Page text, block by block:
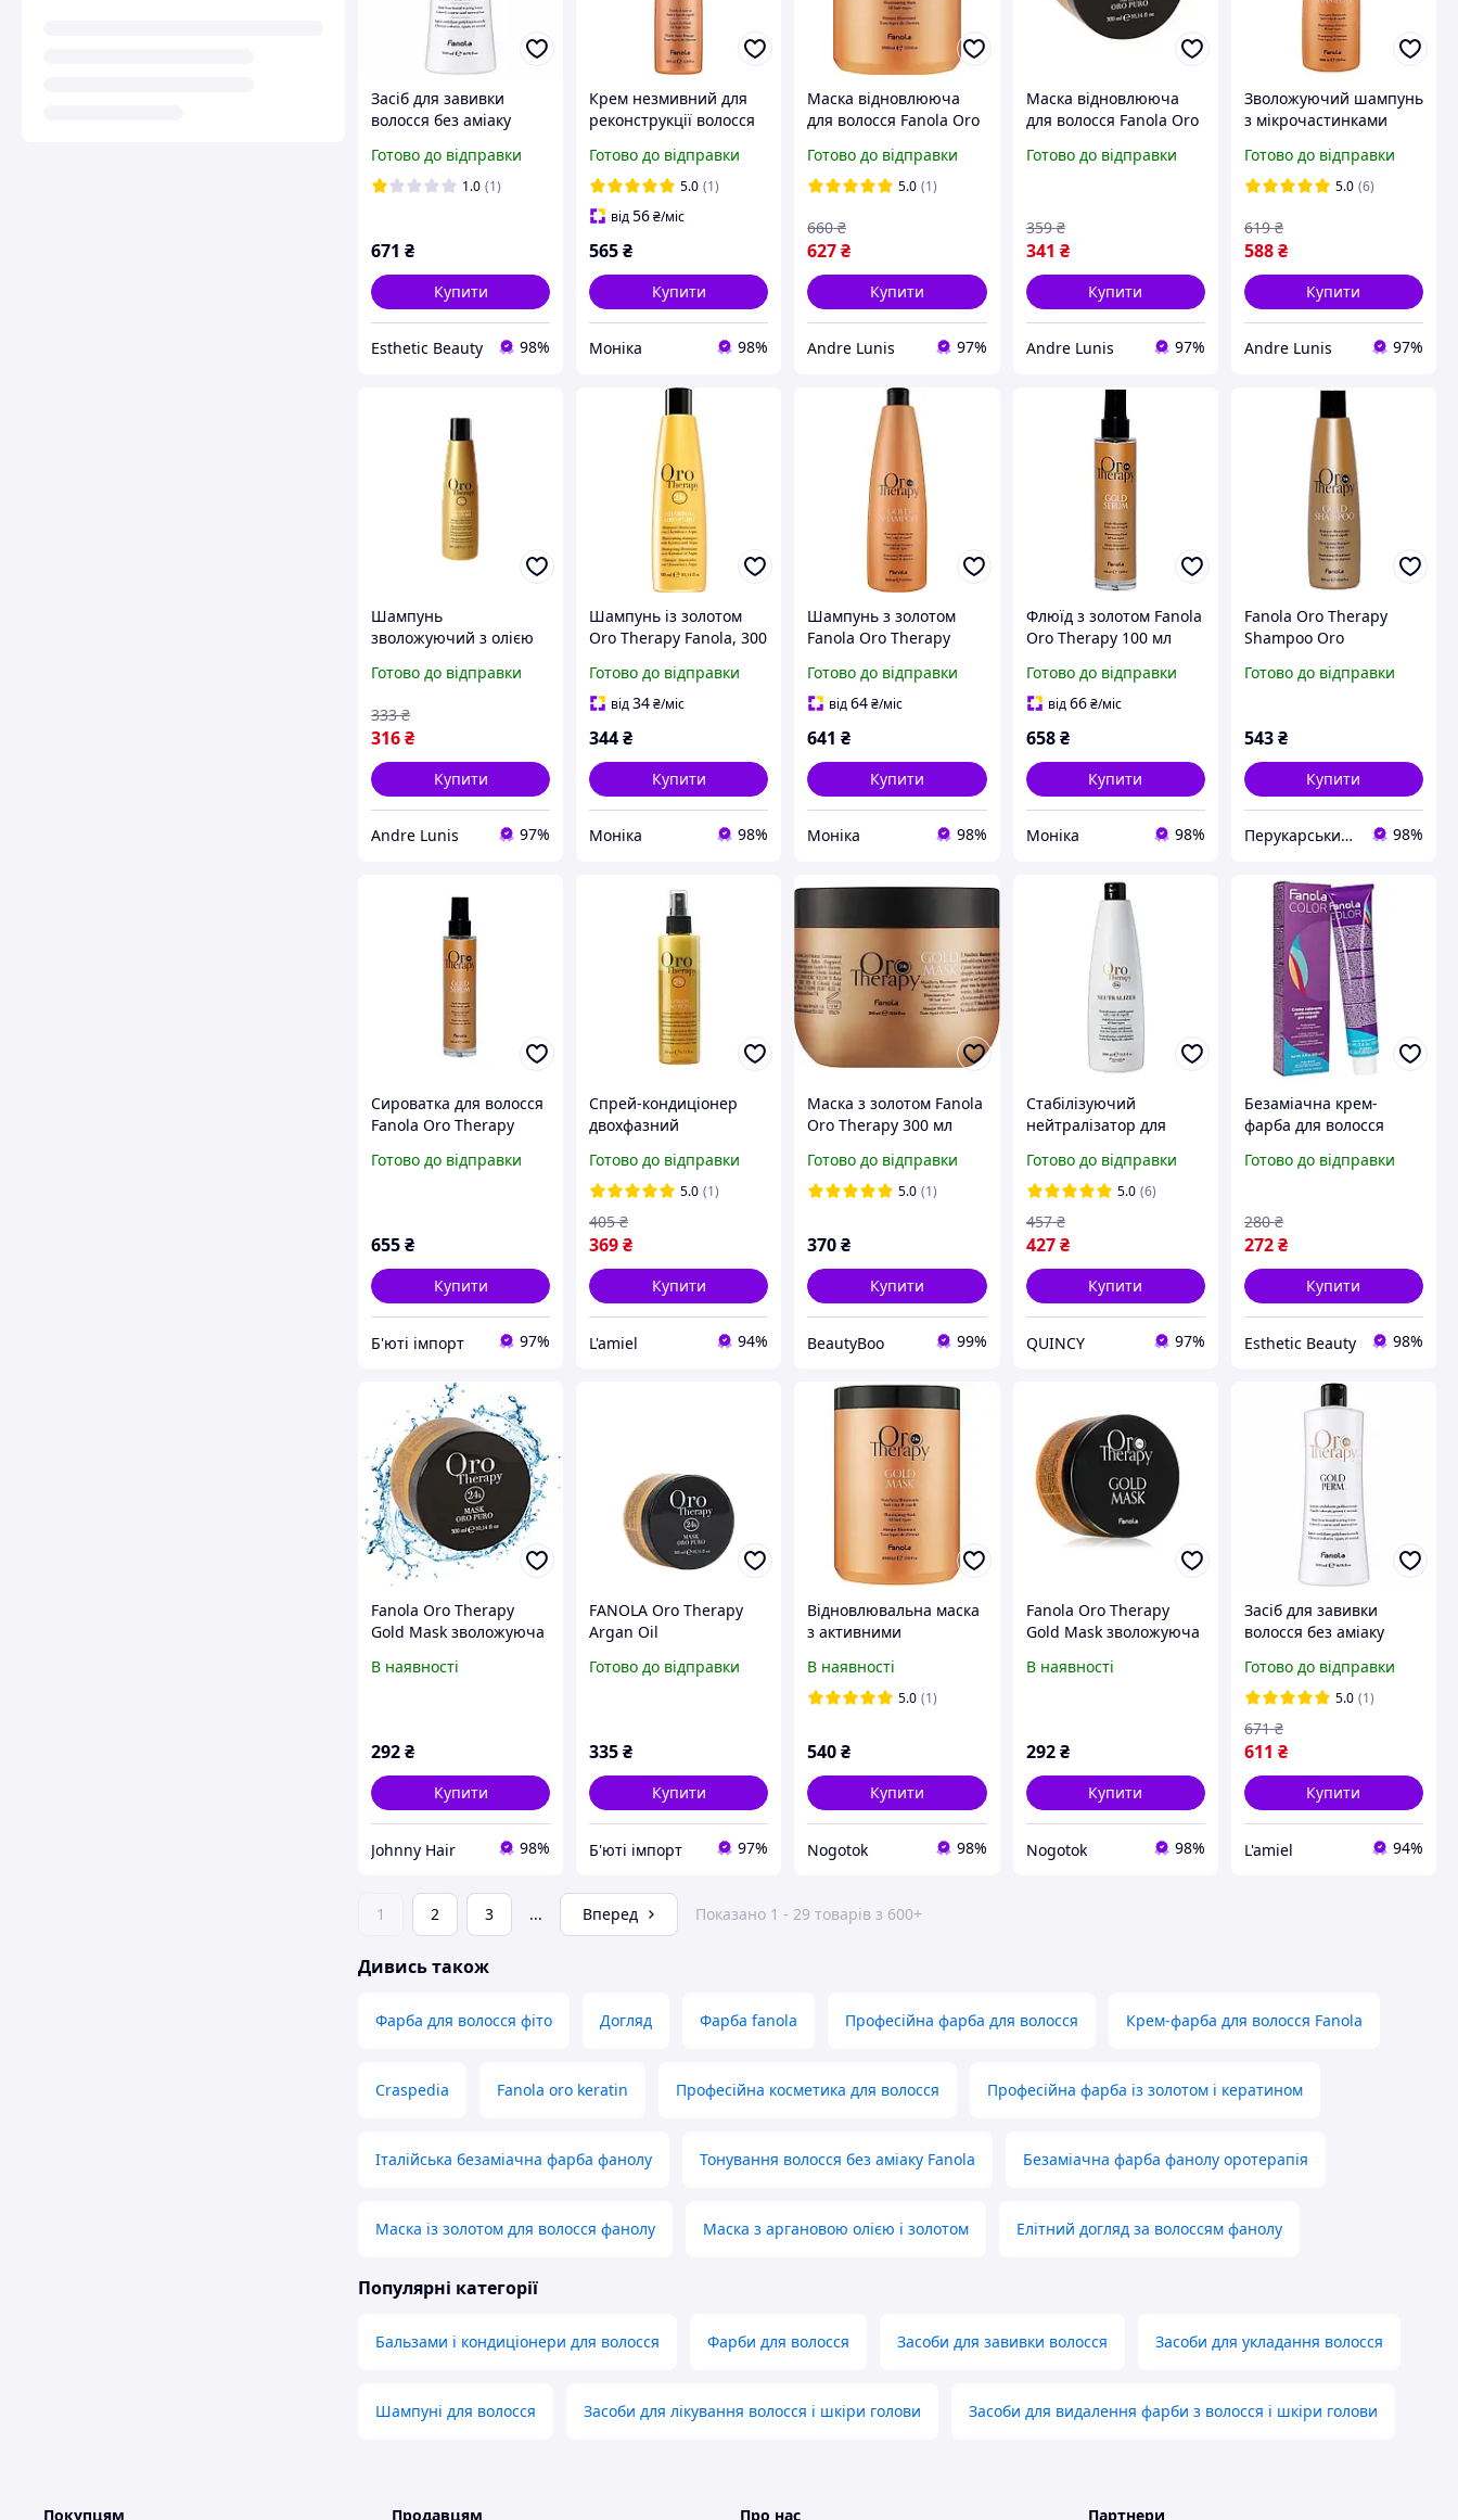
Засіб для завивки
волосся без аміаку
мл
Готово до відправки
1.0 (1)
671 ₴
Купити
Esthetic Beauty 98%
Крем незмивний для
реконструкції волосся
мл
Готово до відправки
5.0 (1)
від56₴/міс
565₴
Купити
Моніка 98%
Маска відновлююча
для волосся Fanola Oro
Готово до відправки
5.0 (1)
627₴
660 ₴
Купити
Andre Lunis 97%
Маска відновлююча
для волосся Fanola Oro
Готово до відправки
341 ₴
359 ₴
Купити
Andre Lunis 97%
Зволожуючий шампунь
з мікрочастинками
Therapy, 1000 мл
Готово до відправки
5.0 (6)
588₴
619 ₴
Купити
Andre Lunis 97%
Шампунь
зволожуючий з олією
мікрочастинками
therapy, 300 мл.
Готово до відправки
316₴
333 ₴
Купити
Andre Lunis 97%
Шампунь із золотом
Oro Therapy Fanola, 300
Готово до відправки
від34₴/міс
344₴
Купити
Моніка 98%
Шампунь з золотом
Fanola Oro Therapy
Готово до відправки
від64₴/міс
641 ₴
Купити
Моніка 98%
Флюїд з золотом Fanola
Oro Therapy 100 мл
Готово до відправки
від66 ₴/міс
658 ₴
Купити
Моніка 98%
Fanola Oro Therapy
Shampoo Oro
кертином і аргановим
Готово до відправки
543₴
Купити
Перукарський Рай 98%
Сироватка для волосся
Fanola Oro Therapy
Готово до відправки
655₴
Купити
Б'юті імпорт 97%
Спрей-кондиціонер
двохфазний
кератином Fanola Oro
Therapy 200 мл
Готово до відправки
5.0 (1)
369₴
405 ₴
Купити
L'amiel 94%
Маска з золотом Fanola
Oro Therapy 300 мл
Готово до відправки
5.0 (1)
370₴
Купити
BeautyBoo 99%
Стабілізуючий
нейтралізатор для
Fanola 1000 мл
Готово до відправки
5.0 (6)
427 ₴
457 ₴
Купити
QUINCY 97%
Безаміачна крем-
фарба для волосся
№1/0 100 мл
Готово до відправки
272₴
280 ₴
Купити
Esthetic Beauty 98%
Fanola Oro Therapy
Gold Mask зволожуюча
неслухняного волосся
В наявності
292₴
Купити
Johnny Hair 98%
FANOLA Oro Therapy
Argan Oil
з активними
Готово до відправки
335₴
Купити
Б'юті імпорт 97%
Відновлювальна маска
з активними
золота Fanola Oro
Therapy Oro Puro Mask
В наявності
5.0 (1)
540₴
Купити
Nogotok 98%
Fanola Oro Therapy
Gold Mask зволожуюча
неслухняного волосся
В наявності
292 ₴
Купити
Nogotok 98%
Засіб для завивки
волосся без аміаку
мл
Готово до відправки
5.0 (1)
611 ₴
671 ₴
Купити
L'amiel 94%
1 2 3 ... Вперед Показано 1 - 29 товарів з 600+
Дивись також
Фарба для волосся фіто Догляд Фарба fanola Професійна фарба для волосся Крем-фарба для волосся Fanola
Craspedia Fanola oro keratin Професійна косметика для волосся Професійна фарба із золотом і кератином
Італійська безаміачна фарба фанолу Тонування волосся без аміаку Fanola Безаміачна фарба фанолу оротерапія
Маска із золотом для волосся фанолу Маска з аргановою олією і золотом Елітний догляд за волоссям фанолу
Популярні категорії
Бальзами і кондиціонери для волосся Фарби для волосся Засоби для завивки волосся Засоби для укладання волосся
Шампуні для волосся Засоби для лікування волосся і шкіри голови Засоби для видалення фарби з волосся і шкіри голови
Покупцям Продавцям Про нас Партнери